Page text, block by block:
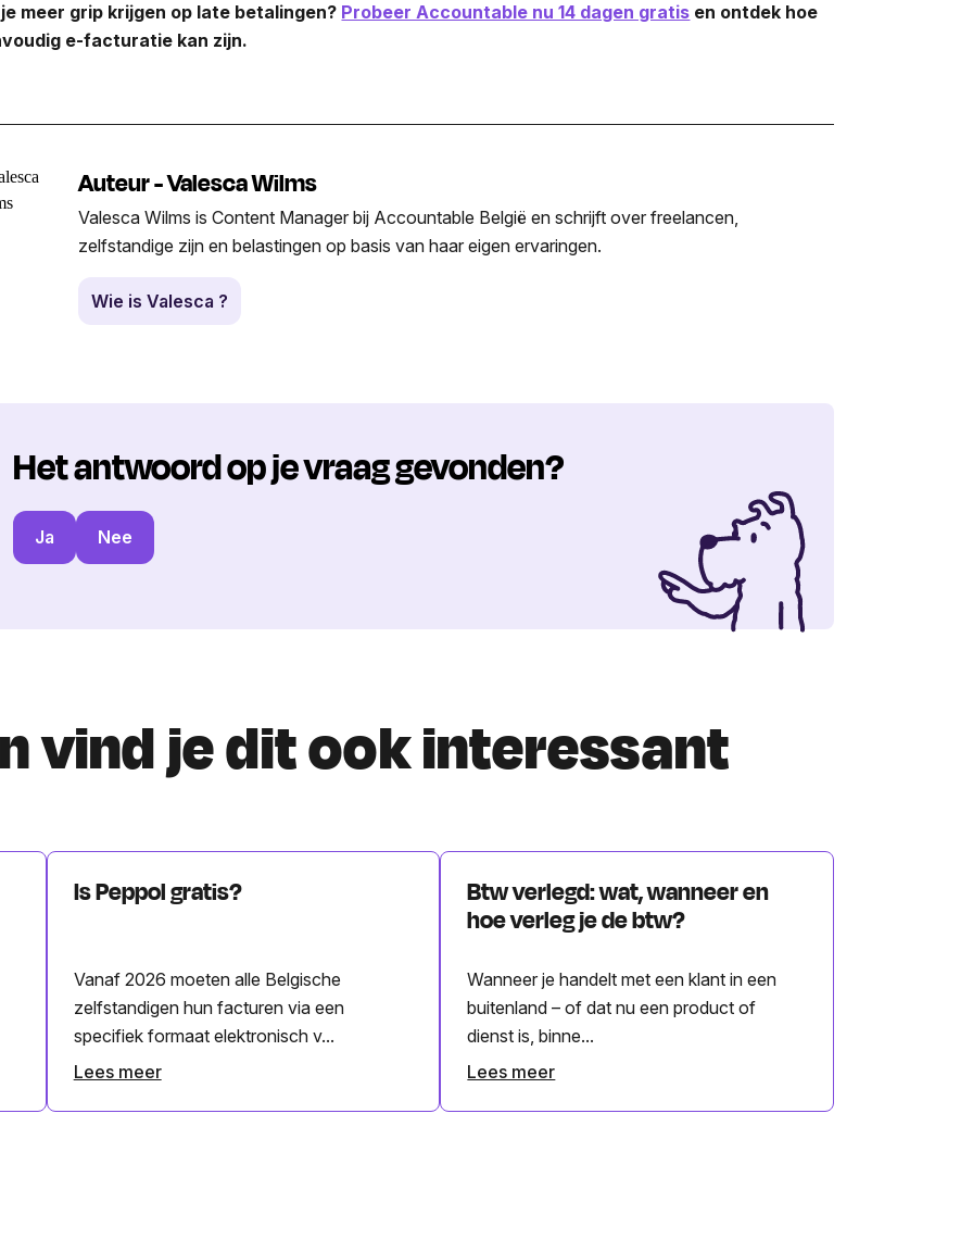
meer grip krijgen op late betalingen? Probeer Accountable nu 14 dagen gratis en ontdek hoe
e-facturatie kan zijn.
Auteur - Valesca Wilms
Valesca Wilms is Content Manager bij Accountable België en schrijft over freelancen,
zelfstandige zijn en belastingen op basis van haar eigen ervaringen.
Wie is Valesca ?
Het antwoord op je vraag gevonden?
Ja Nee
vind je dit ook interessant
Is Peppol gratis?
Vanaf 2026 moeten alle Belgische
zelfstandigen hun facturen via een
specifiek formaat elektronisch v...
Lees meer
Btw verlegd: wat, wanneer en
hoe verleg je de btw?
Wanneer je handelt met een klant in een
buitenland – of dat nu een product of
dienst is, binne...
Lees meer